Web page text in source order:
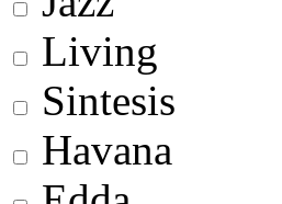
Living
Sintesis
Havana